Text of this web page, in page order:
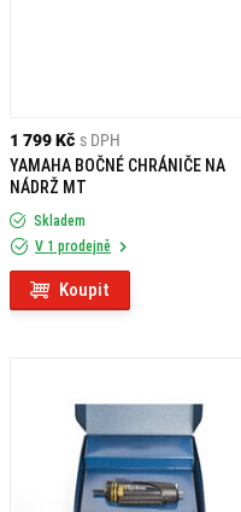
1 799 Kč s DPH
YAMAHA BOČNÉ CHRÁNIČE NA
NÁDRŽ MT
Skladem
V 1 prodejně
Koupit